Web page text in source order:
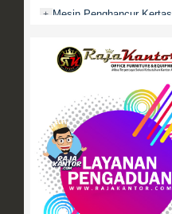
+ Mesin Penghancur Kertas
Mobile File / Roll O Pack
Movitex
Paper Cutter
Partisi Kantor
Promo
+ Rak Serbaguna
+ Ranjang Besi
+ Sofa Kantor